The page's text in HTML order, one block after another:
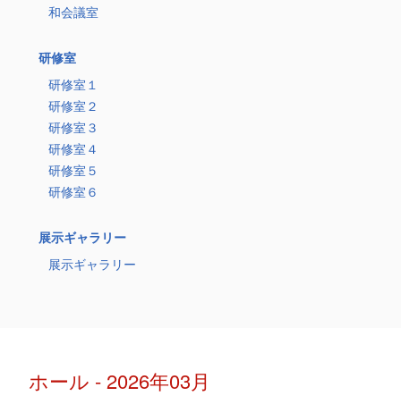
和会議室
研修室
研修室１
研修室２
研修室３
研修室４
研修室５
研修室６
展示ギャラリー
展示ギャラリー
ホール - 2026年03月